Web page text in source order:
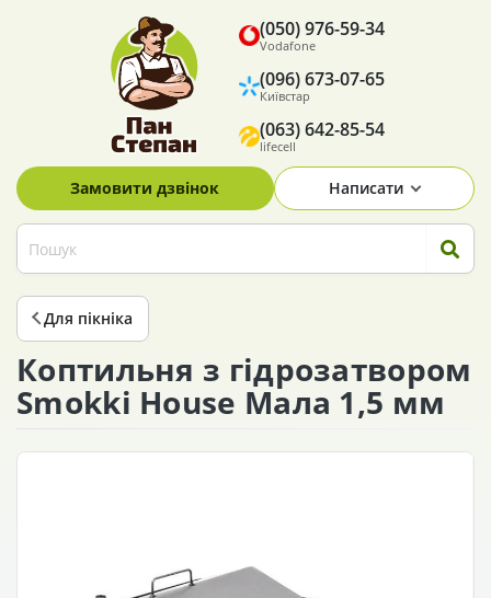
Vodafone
(050) 976-59-34
Київстар
(096) 673-07-65
lifecell
(063) 642-85-54
Замовити дзвінок Написати
Для пікніка
Коптильня з гідрозатвором
Smokki House Мала 1,5 мм